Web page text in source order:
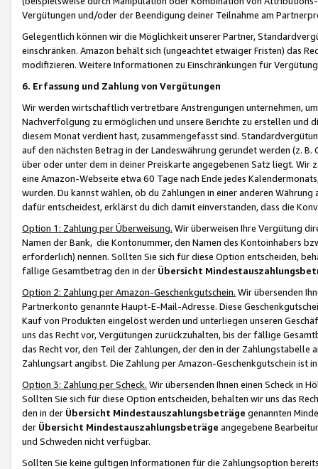
Vergütungen und/oder der Beendigung deiner Teilnahme am
Gelegentlich können wir die Möglichkeit unserer Partner,
einschränken. Amazon behält sich (ungeachtet etwaiger Fristen) das
modifizieren. Weitere Informationen zu Einschränkungen für
6. Erfassung und Zahlung von Vergütungen
Wir werden wirtschaftlich vertretbare Anstrengungen unternehmen,
Nachverfolgung zu ermöglichen und unsere Berichte zu erstellen und
diesem Monat verdient hast, zusammengefasst sind.
auf den nächsten Betrag in der Landeswährung gerundet werden (z.
über oder unter dem in deiner Preiskarte angegebenen Satz liegt.
eine Amazon-Webseite etwa 60 Tage nach Ende jedes
wurden. Du kannst wählen, ob du Zahlungen in einer anderen
dafür entscheidest, erklärst du dich damit einverstanden, dass die
Option 1: Zahlung per Überweisung. Wir überweisen Ihre Vergütung
Namen der Bank, die Kontonummer, den Namen des Kontoinhabers
erforderlich) nennen. Sollten Sie sich für diese Option entscheiden,
fällige Gesamtbetrag den in der Übersicht
Option 2: Zahlung per Amazon-Geschenkgutschein. Wir übersenden
Partnerkonto genannte Haupt-E-Mail-Adresse. Diese
Kauf von Produkten eingelöst werden und unterliegen unseren
uns das Recht vor, Vergütungen zurückzuhalten, bis der fällige
das Recht vor, den Teil der Zahlungen, der den in der
Zahlungsart angibst. Die Zahlung per Amazon-Geschenkgutschein ist
Option 3: Zahlung per Scheck. Wir übersenden Ihnen einen Scheck in
Sollten Sie sich für diese Option entscheiden, behalten wir uns das
den in der Übersicht Mindestauszahlungsbeträge genannten
der Übersicht Mindestauszahlungsbeträge angegebene
und Schweden nicht verfügbar.
Sollten Sie keine gültigen Informationen für die Zahlungsoption